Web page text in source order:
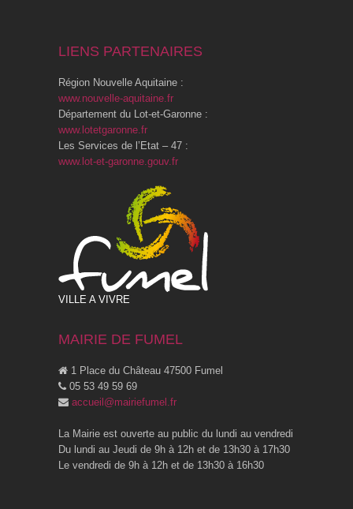
LIENS PARTENAIRES
Région Nouvelle Aquitaine :
www.nouvelle-aquitaine.fr
Département du Lot-et-Garonne :
www.lotetgaronne.fr
Les Services de l’Etat – 47 :
www.lot-et-garonne.gouv.fr
VILLE A VIVRE
MAIRIE DE FUMEL
1 Place du Château 47500 Fumel
05 53 49 59 69
accueil@mairiefumel.fr
La Mairie est ouverte au public du lundi au vendredi
Du lundi au Jeudi de 9h à 12h et de 13h30 à 17h30
Le vendredi de 9h à 12h et de 13h30 à 16h30